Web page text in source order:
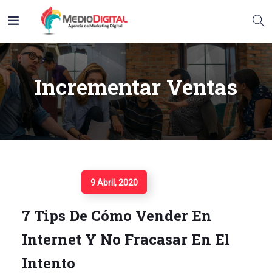
Incrementar Ventas
9 Abril, 2020
7 Tips De Cómo Vender En
Internet Y No Fracasar En El
Intento